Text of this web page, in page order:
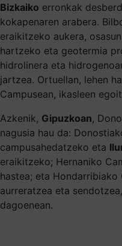
Bizkaiko erronkak
kokapenaren arabera.
eraikitzeko aukera,
hartzeko eta geotermia
hidrolinera eta
jartzea. Ortuellan, lehen
Campusean, ikasleen
Azkenik, Gipuzkoan,
nagusia hau da:
campusahedatzeko eta
eraikitzeko; Hernaniko
hastea; eta Hondarribiako
aurreratzea eta
dagoenean.